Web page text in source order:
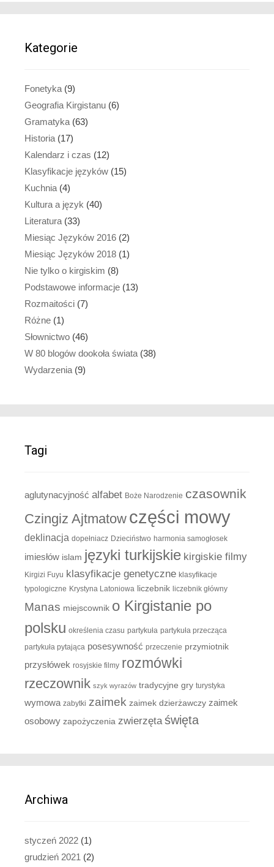
Kategorie
Fonetyka (9)
Geografia Kirgistanu (6)
Gramatyka (63)
Historia (17)
Kalendarz i czas (12)
Klasyfikacje języków (15)
Kuchnia (4)
Kultura a język (40)
Literatura (33)
Miesiąc Języków 2016 (2)
Miesiąc Języków 2018 (1)
Nie tylko o kirgiskim (8)
Podstawowe informacje (13)
Rozmaitości (7)
Różne (1)
Słownictwo (46)
W 80 blogów dookoła świata (38)
Wydarzenia (9)
Tagi
aglutynacyjność alfabet Boże Narodzenie czasownik
Czingiz Ajtmatow części mowy
deklinacja dopełniacz Dzieciństwo harmonia samogłosek
imiesłów islam języki turkijskie kirgiskie filmy
Kirgizi Fuyu klasyfikacje genetyczne klasyfikacje
typologiczne Krystyna Latoniowa liczebnik liczebnik główny
Manas miejscownik o Kirgistanie po
polsku określenia czasu partykuła partykuła przecząca
partykuła pytająca posesywność przeczenie przymiotnik
przysłówek rosyjskie filmy rozmówki
rzeczownik szyk wyrazów tradycyjne gry turystyka
wymowa zabytki zaimek zaimek dzierżawczy zaimek
osobowy zapożyczenia zwierzęta święta
Archiwa
styczeń 2022 (1)
grudzień 2021 (2)